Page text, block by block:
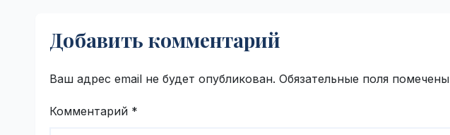
Добавить комментарий
Ваш адрес email не будет опубликован. Обязательные поля помечены
Комментарий *